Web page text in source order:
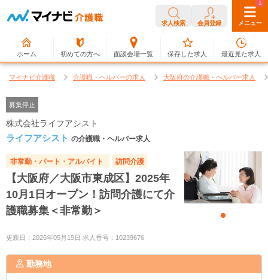
求人検索 会員登録 メニュー
ホーム 初めての方へ 面談会場一覧
0
保存した求人
1
最近見た求人
マイナビ介護職 介護職・ヘルパーの求人 大阪府の介護職・ヘルパー求人
募集停止
株式会社ライフアシスト
ライフアシスト の介護職・ヘルパー求人
非常勤・パート・アルバイト 訪問介護
【大阪府／大阪市東成区】2025年
10月1日オープン！訪問介護にて介
護職募集＜非常勤＞
更新日：2026年05月19日 求人番号：10239676
勤務地